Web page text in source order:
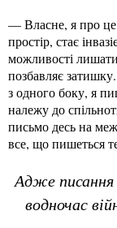
— Власне, я про це
простір, стає
можливості
позбавляє
з одного боку, я
належу до
письмо десь на
все, що пишеться
Адже писання
водночас